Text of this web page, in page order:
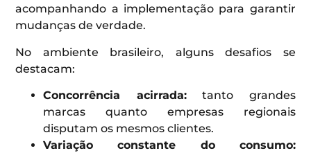
acompanhando a implementação para garantir
mudanças de verdade.
No ambiente brasileiro, alguns desafios se
destacam:
Concorrência acirrada:tanto grandes
marcas quanto empresas regionais
disputam os mesmos clientes.
Variação constante do consumo: